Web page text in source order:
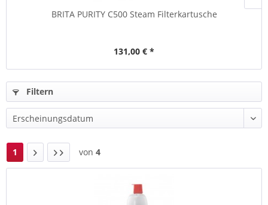
BRITA PURITY C500 Steam Filterkartusche
131,00 € *
Filtern
1 von 4